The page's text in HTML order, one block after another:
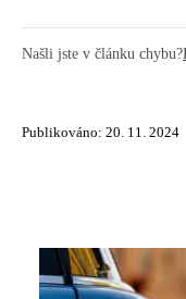
Našli jste v článku chybu?
Publikováno: 20. 11. 2024